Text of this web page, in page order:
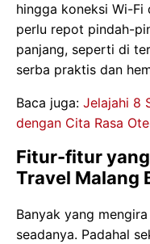
hingga koneksi Wi-Fi
perlu repot pindah-
panjang, seperti di
serba praktis dan
Baca juga: Jelajahi 8
dengan Cita Rasa
Fitur-fitur
Travel Malang
Banyak yang
seadanya. Padahal